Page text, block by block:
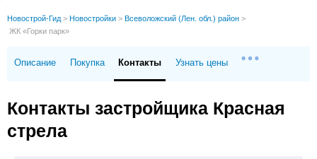
Новострой-Гид > Новостройки > Всеволожский (Лен. обл.) район >
ЖК «Горки парк»
Описание Покупка Контакты Узнать цены
Контакты застройщика Красная
стрела